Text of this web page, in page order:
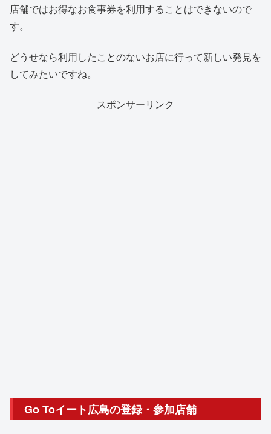
店舗ではお得なお食事券を利用することはできないので
す。
どうせなら利用したことのないお店に行って新しい発見を
してみたいですね。
スポンサーリンク
Go Toイート広島の登録・参加店舗